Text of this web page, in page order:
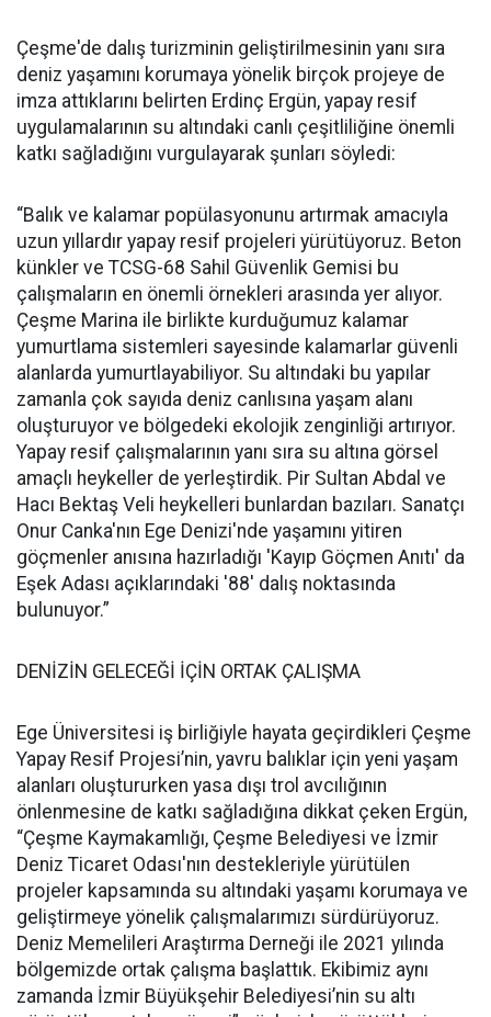
Çeşme'de dalış turizminin geliştirilmesinin yanı sıra
deniz yaşamını korumaya yönelik birçok projeye de
imza attıklarını belirten Erdinç Ergün, yapay resif
uygulamalarının su altındaki canlı çeşitliliğine önemli
katkı sağladığını vurgulayarak şunları söyledi:
“Balık ve kalamar popülasyonunu artırmak amacıyla
uzun yıllardır yapay resif projeleri yürütüyoruz. Beton
künkler ve TCSG-68 Sahil Güvenlik Gemisi bu
çalışmaların en önemli örnekleri arasında yer alıyor.
Çeşme Marina ile birlikte kurduğumuz kalamar
yumurtlama sistemleri sayesinde kalamarlar güvenli
alanlarda yumurtlayabiliyor. Su altındaki bu yapılar
zamanla çok sayıda deniz canlısına yaşam alanı
oluşturuyor ve bölgedeki ekolojik zenginliği artırıyor.
Yapay resif çalışmalarının yanı sıra su altına görsel
amaçlı heykeller de yerleştirdik. Pir Sultan Abdal ve
Hacı Bektaş Veli heykelleri bunlardan bazıları. Sanatçı
Onur Canka'nın Ege Denizi'nde yaşamını yitiren
göçmenler anısına hazırladığı 'Kayıp Göçmen Anıtı' da
Eşek Adası açıklarındaki '88' dalış noktasında
bulunuyor.”
DENİZİN GELECEĞİ İÇİN ORTAK ÇALIŞMA
Ege Üniversitesi iş birliğiyle hayata geçirdikleri Çeşme
Yapay Resif Projesi’nin, yavru balıklar için yeni yaşam
alanları oluştururken yasa dışı trol avcılığının
önlenmesine de katkı sağladığına dikkat çeken Ergün,
“Çeşme Kaymakamlığı, Çeşme Belediyesi ve İzmir
Deniz Ticaret Odası'nın destekleriyle yürütülen
projeler kapsamında su altındaki yaşamı korumaya ve
geliştirmeye yönelik çalışmalarımızı sürdürüyoruz.
Deniz Memelileri Araştırma Derneği ile 2021 yılında
bölgemizde ortak çalışma başlattık. Ekibimiz aynı
zamanda İzmir Büyükşehir Belediyesi’nin su altı